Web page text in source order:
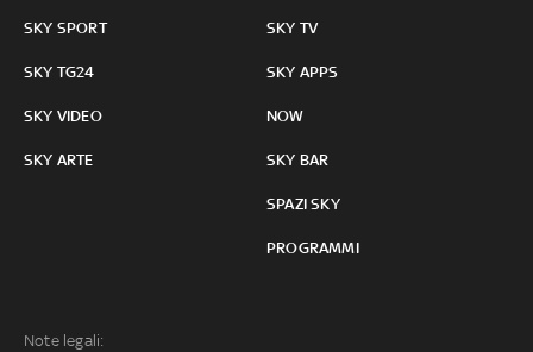
SKY SPORT
SKY TG24
SKY VIDEO
SKY ARTE
SKY TV
SKY APPS
NOW
SKY BAR
SPAZI SKY
PROGRAMMI
Note legali: